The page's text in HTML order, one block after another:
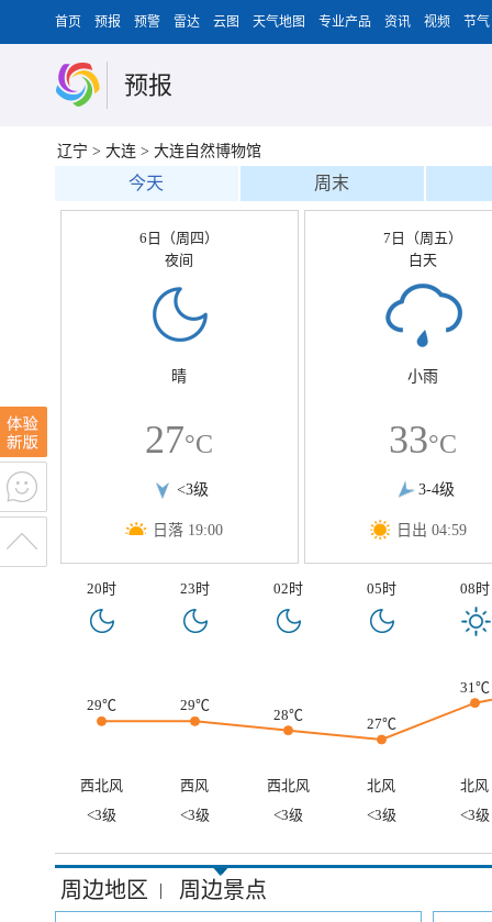
首页 预报 预警 雷达 云图 天气地图 专业产品 资讯 视频 节气
预报
辽宁 > 大连 > 大连自然博物馆
今天 周末
6日（周四）
夜间
晴
27°C
<3级
日落 19:00
7日（周五）
白天
小雨
33°C
3-4级
日出 04:59
20时 23时 02时 05时 08时
29℃ 29℃
28℃
27℃
31℃
西北风 西风 西北风 北风
北风
<3级
<3级 <3级 <3级 <3级
周边地区 | 周边景点